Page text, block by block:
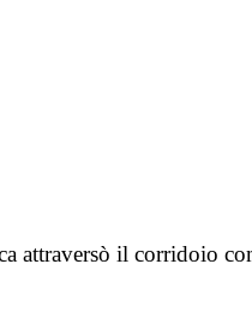
attraversò il corridoio